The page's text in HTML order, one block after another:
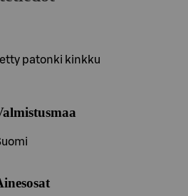
patonki kinkku